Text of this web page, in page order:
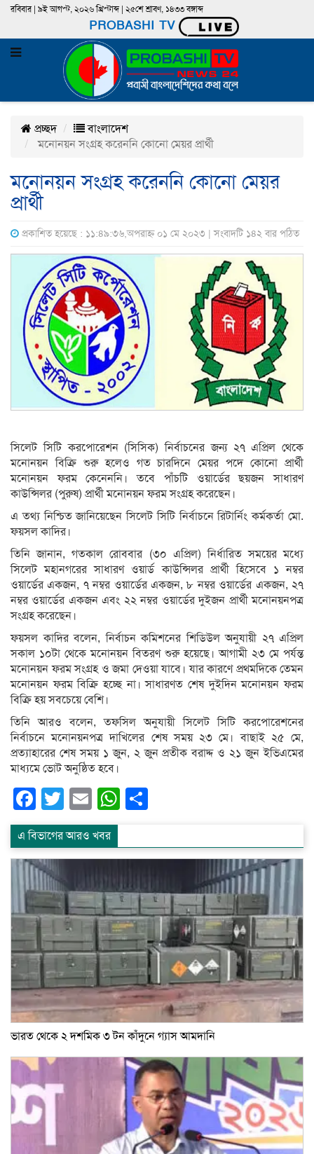
রবিবার | ৯ই আগস্ট, ২০২৬ খ্রিস্টাব্দ | ২৫শে শ্রাবণ, ১৪৩৩ বঙ্গাব্দ
PROBASHI TV
প্রচ্ছদ
বাংলাদেশ
মনোনয়ন সংগ্রহ করেননি কোনো মেয়র প্রার্থী
মনোনয়ন সংগ্রহ করেননি কোনো মেয়র
প্রার্থী
প্রকাশিত হয়েছে : ১১:৪৯:৩৬,অপরাহ্ন ০১ মে ২০২৩ | সংবাদটি ১৪২ বার পঠিত
সিলেট সিটি করপোরেশন (সিসিক) নির্বাচনের জন্য ২৭ এপ্রিল থেকে
মনোনয়ন বিক্রি শুরু হলেও গত চারদিনে মেয়র পদে কোনো প্রার্থী
মনোনয়ন ফরম কেনেননি। তবে পাঁচটি ওয়ার্ডের ছয়জন সাধারণ
কাউন্সিলর (পুরুষ) প্রার্থী মনোনয়ন ফরম সংগ্রহ করেছেন।
এ তথ্য নিশ্চিত জানিয়েছেন সিলেট সিটি নির্বাচনে রিটার্নিং কর্মকর্তা মো.
ফয়সল কাদির।
তিনি জানান, গতকাল রোববার (৩০ এপ্রিল) নির্ধারিত সময়ের মধ্যে
সিলেট মহানগরের সাধারণ ওয়ার্ড কাউন্সিলর প্রার্থী হিসেবে ১ নম্বর
ওয়ার্ডের একজন, ৭ নম্বর ওয়ার্ডের একজন, ৮ নম্বর ওয়ার্ডের একজন, ২৭
নম্বর ওয়ার্ডের একজন এবং ২২ নম্বর ওয়ার্ডের দুইজন প্রার্থী মনোনয়নপত্র
সংগ্রহ করেছেন।
ফয়সল কাদির বলেন, নির্বাচন কমিশনের শিডিউল অনুযায়ী ২৭ এপ্রিল
সকাল ১০টা থেকে মনোনয়ন বিতরণ শুরু হয়েছে। আগামী ২৩ মে পর্যন্ত
মনোনয়ন ফরম সংগ্রহ ও জমা দেওয়া যাবে। যার কারণে প্রথমদিকে তেমন
মনোনয়ন ফরম বিক্রি হচ্ছে না। সাধারণত শেষ দুইদিন মনোনয়ন ফরম
বিক্রি হয় সবচেয়ে বেশি।
তিনি আরও বলেন, তফসিল অনুযায়ী সিলেট সিটি করপোরেশনের
নির্বাচনে মনোনয়নপত্র দাখিলের শেষ সময় ২৩ মে। বাছাই ২৫ মে,
প্রত্যাহারের শেষ সময় ১ জুন, ২ জুন প্রতীক বরাদ্দ ও ২১ জুন ইভিএমের
মাধ্যমে ভোট অনুষ্ঠিত হবে।
Facebook
Twitter
EmailWhatsApp
এ বিভাগের আরও খবর
ভারত থেকে ২ দশমিক ৩ টন কাঁদুনে গ্যাস আমদানি